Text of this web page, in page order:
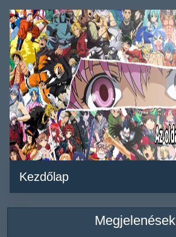
Kezdőlap
Megjelenések